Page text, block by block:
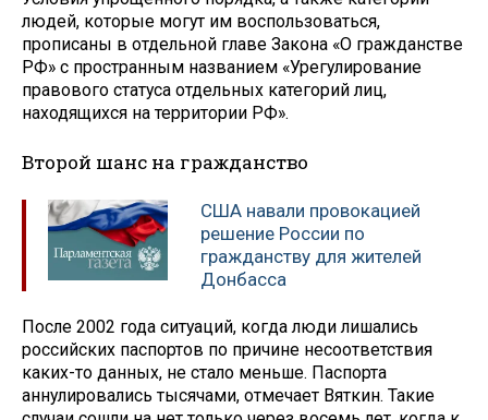
людей, которые могут им воспользоваться,
прописаны в отдельной главе Закона «О гражданстве
РФ» с пространным названием «Урегулирование
правового статуса отдельных категорий лиц,
находящихся на территории РФ».
Второй шанс на гражданство
США навали провокацией
решение России по
гражданству для жителей
Донбасса
После 2002 года ситуаций, когда люди лишались
российских паспортов по причине несоответствия
каких-то данных, не стало меньше. Паспорта
аннулировались тысячами, отмечает Вяткин. Такие